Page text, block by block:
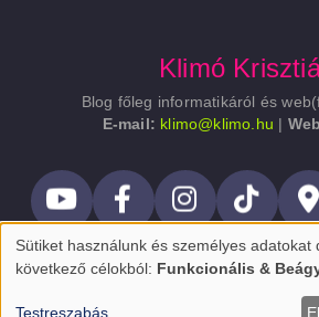
Klimó
Blog főleg informatikáról és
E-mail: klimo@klimo.hu
Lábléc
Személyes
Sütiket használunk és személyes adatokat
következő célokból: Funkcionális &
Testreszabás